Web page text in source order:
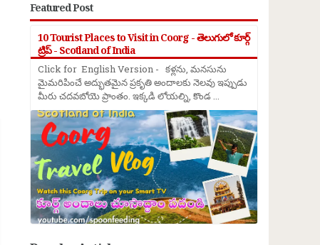
Featured Post
10 Tourist Places to Visit in Coorg - తెలుగులో కూర్గ్
ట్రిప్ - Scotland of India
Click for English Version - కళ్లను, మనసును
మైమరిపించే అద్భుతమైన ప్రకృతి అందాలకు నెలవు ఇప్పుడు
మీరు చదవబోయె ప్రాంతం. ఇక్కడి లోయల్ని, కొండ ...